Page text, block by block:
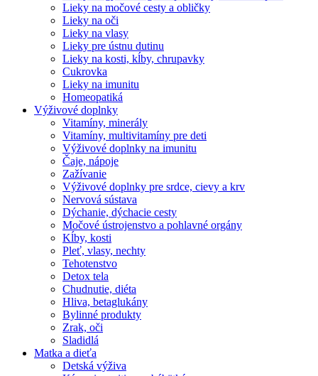
Lieky na močové cesty a obličky
Lieky na oči
Lieky na vlasy
Lieky pre ústnu dutinu
Lieky na kosti, kĺby, chrupavky
Cukrovka
Lieky na imunitu
Homeopatiká
Výživové doplnky
Vitamíny, minerály
Vitamíny, multivitamíny pre deti
Výživové doplnky na imunitu
Čaje, nápoje
Zažívanie
Výživové doplnky pre srdce, cievy a krv
Nervová sústava
Dýchanie, dýchacie cesty
Močové ústrojenstvo a pohlavné orgány
Kĺby, kosti
Pleť, vlasy, nechty
Tehotenstvo
Detox tela
Chudnutie, diéta
Hliva, betaglukány
Bylinné produkty
Zrak, oči
Sladidlá
Matka a dieťa
Detská výživa